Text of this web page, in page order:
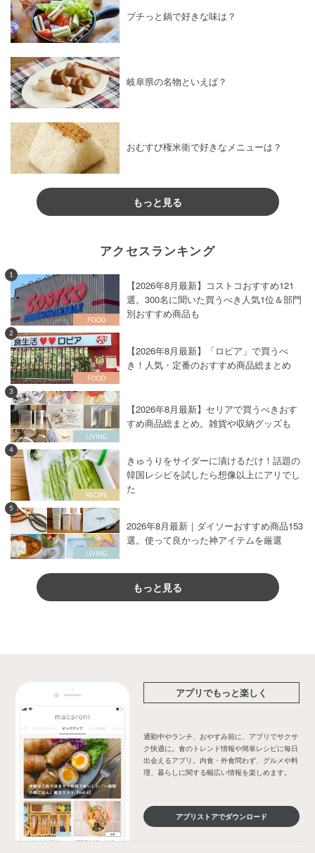
プチっと鍋で好きな味は？
岐阜県の名物といえば？
おむすび権米衛で好きなメニューは？
もっと見る
アクセスランキング
1
【2026年8月最新】コストコおすすめ121
選。300名に聞いた買うべき人気1位＆部門
別おすすめ商品も
2
【2026年8月最新】「ロピア」で買うべ
き！人気・定番のおすすめ商品総まとめ
3
【2026年8月最新】セリアで買うべきおす
すめ商品総まとめ。雑貨や収納グッズも
4
きゅうりをサイダーに漬けるだけ！話題の
韓国レシピを試したら想像以上にアリでし
た
5
2026年8月最新｜ダイソーおすすめ商品153
選。使って良かった神アイテムを厳選
もっと見る
アプリでもっと楽しく
通勤中やランチ、おやすみ前に、アプリでサクサ
ク快適に。食のトレンド情報や簡単レシピに毎日
出会えるアプリ。内食・外食問わず、グルメや料
理、暮らしに関する幅広い情報を楽しめます。
アプリストアでダウンロード